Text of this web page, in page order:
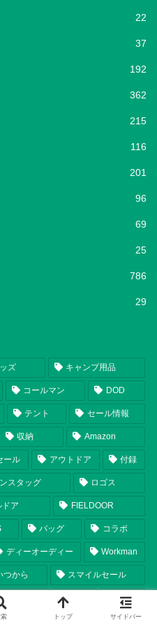
22
37
192
362
215
116
201
96
69
25
786
29
ズ キャンプ用品
コールマン DOD
テント セール情報
収納 Amazon
ール アウトドア 付録
スタッグ ロゴス
ドア FIELDOOR
バッグ コラボ
ディーオーディー Workman
つから スマイルセール
ェルター 軽量
ン 2025年新商品
トップ サイドバー